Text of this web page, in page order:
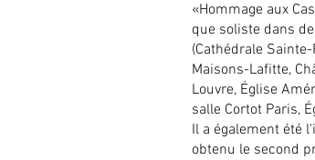
«Hommage aux
que soliste dans
(Cathédrale
Maisons-Lafitte,
Louvre, Église
salle Cortot Paris,
Il a également été
obtenu le second